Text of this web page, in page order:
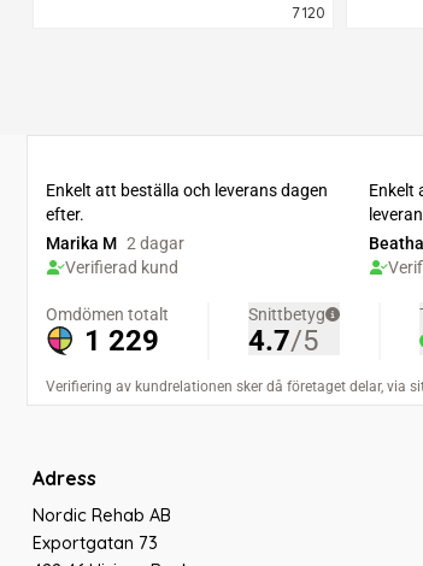
7120
Adress
Nordic Rehab AB
Exportgatan 73